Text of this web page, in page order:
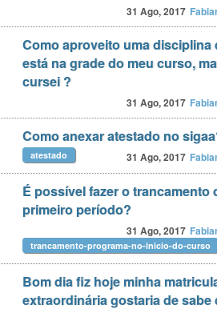
31 Ago, 2017
Como aproveito uma disciplina
está na grade do meu curso,
cursei ?
31 Ago, 2017
Como anexar atestado no
31 Ago, 2017
atestado
É possível fazer o trancamento
primeiro período?
31 Ago, 2017
trancamento-programa-no-inicio-do-curso
Bom dia fiz hoje minha
extraordinária gostaria de sabe